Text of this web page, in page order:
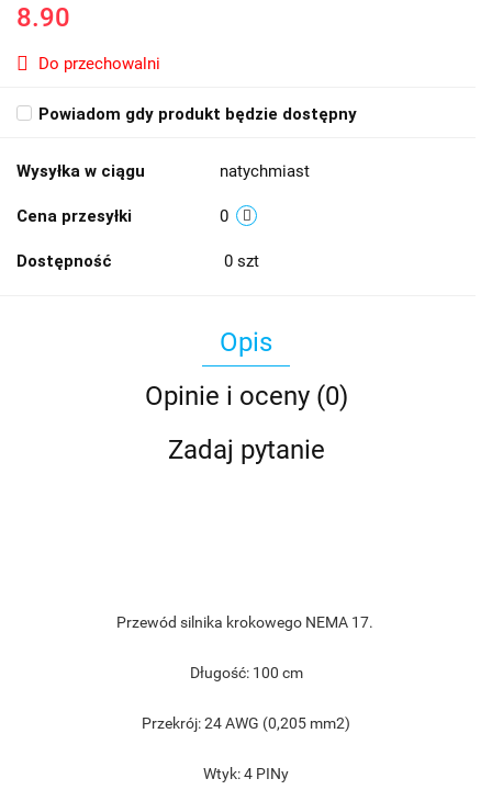
8.90
Do przechowalni
Powiadom gdy produkt będzie dostępny
Wysyłka w ciągu natychmiast
Cena przesyłki 0
Dostępność 0 szt
Opis
Opinie i oceny (0)
Zadaj pytanie
Przewód silnika krokowego NEMA 17.
Długość: 100 cm
Przekrój: 24 AWG (0,205 mm2)
Wtyk: 4 PINy